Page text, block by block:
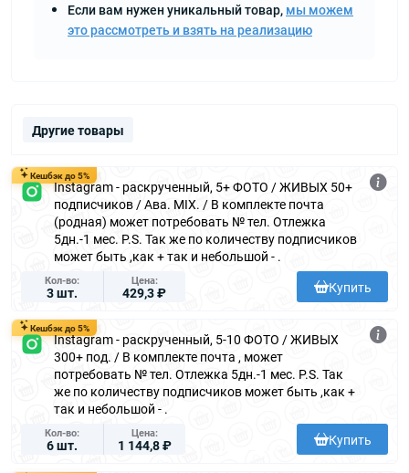
Если вам нужен уникальный товар, мы можем
это рассмотреть и взять на реализацию
Другие товары
Кешбэк до 5%
Instagram - раскрученный, 5+ ФОТО / ЖИВЫХ 50+
подписчиков / Ава. MIX. / В комплекте почта
(родная) может потребовать № тел. Отлежка
5дн.-1 мес. P.S. Так же по количеству подписчиков
может быть ,как + так и небольшой - .
Кол-во
3 шт.
Цена
429,3 ₽ Купить
Кешбэк до 5%
Instagram - раскрученный, 5-10 ФОТО / ЖИВЫХ
300+ под. / В комплекте почта , может
потребовать № тел. Отлежка 5дн.-1 мес. P.S. Так
же по количеству подписчиков может быть ,как +
так и небольшой - .
Кол-во
6 шт.
Цена
1 144,8 ₽ Купить